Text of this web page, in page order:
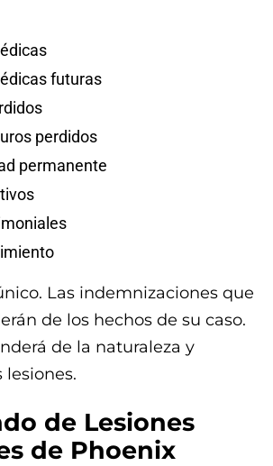
futuras
perdidos
permanente
Las indemnizaciones que
de los hechos de su caso.
de la naturaleza y
lesiones.
de Lesiones
de Phoenix